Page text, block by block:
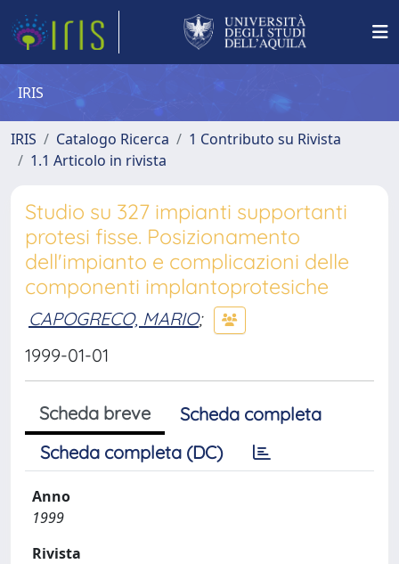
IRIS
IRIS Catalogo Ricerca
1 Contributo su Rivista
1.1 Articolo in rivista
Studio su 327 impianti supportanti
protesi fisse. Posizionamento
dell'impianto e complicazioni delle
componenti implantoprotesiche
CAPOGRECO, MARIO;
1999-01-01
Scheda breve
Scheda completa
Scheda completa (DC)
Anno
1999
Rivista